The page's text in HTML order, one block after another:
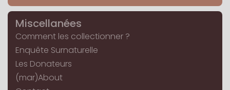
Miscellanées
Comment les collectionner ?
Enquête Surnaturelle
Les Donateurs
(mar)About